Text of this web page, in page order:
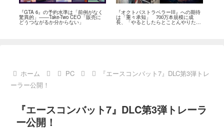
『GTA 6』の予約水準は「前例がなく
驚異的」――Take-Two CEO「販売に
どうつながるか分からない」
『オクトパストラベラーIII』への期待
は「重々承知」 700万本規模に成
長、「やるとしたらとことんやりた
い」と浅野智也氏
ホーム PC
『エースコンバット7』DLC第3弾トレ
ーラー公開！
『エースコンバット7』DLC第3弾トレーラ
ー公開！